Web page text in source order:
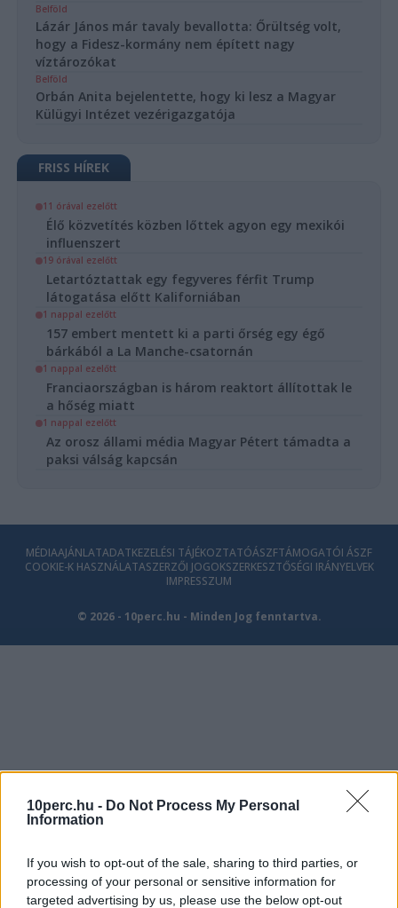
10perc.hu - Do Not Process My Personal
Information
If you wish to opt-out of the sale, sharing to third parties, or
processing of your personal or sensitive information for
targeted advertising by us, please use the below opt-out
Belföld
Lázár János már tavaly bevallotta: Őrültség volt,
hogy a Fidesz-kormány nem épített nagy
víztározókat
Belföld
Orbán Anita bejelentette, hogy ki lesz a Magyar
Külügyi Intézet vezérigazgatója
FRISS HÍREK
11 órával ezelőtt
Élő közvetítés közben lőttek agyon egy mexikói
influenszert
19 órával ezelőtt
Letartóztattak egy fegyveres férfit Trump
látogatása előtt Kaliforniában
1 nappal ezelőtt
157 embert mentett ki a parti őrség egy égő
bárkából a La Manche-csatornán
1 nappal ezelőtt
Franciaországban is három reaktort állítottak le
a hőség miatt
1 nappal ezelőtt
Az orosz állami média Magyar Pétert támadta a
paksi válság kapcsán
MÉDIAAJÁNLATADATKEZELÉSI TÁJÉKOZTATÓÁSZFTÁMOGATÓI ÁSZF
COOKIE-K HASZNÁLATASZERZŐI JOGOKSZERKESZTŐSÉGI IRÁNYELVEK
IMPRESSZUM
© 2026 - 10perc.hu - Minden Jog fenntartva.